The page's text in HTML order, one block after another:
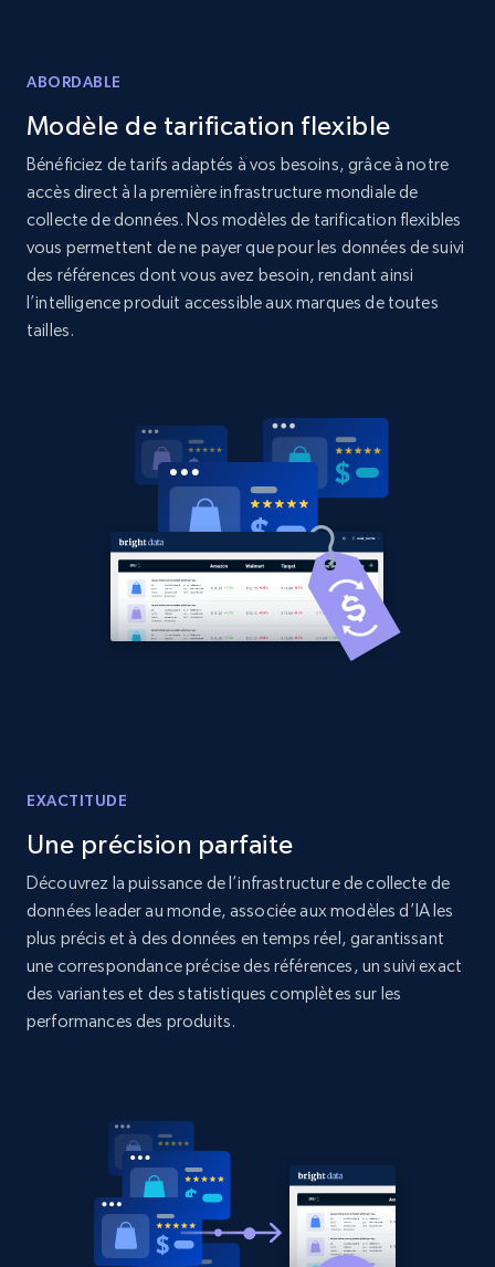
Home Depot US - Gather data on products
using specified keywords
URL, Domain, Country code, Model number,
Sku, Product id, Product name, Manufacturer,
and more.
2.1K+ 353+ Commencer
specified URL
URL, Domain, Country code, Model number,
Sku, Product id, Product name, Manufacturer,
353+ Commencer
and more.
2.1K+ 353+
Home Depot US - Discovery products by
specific category URL
URL, Domain, Country code, Model number,
353+
ABORDABLE
Modèle de tarification flexible
Bénéficiez de tarifs adaptés à vos besoins, grâce à notre
accès direct à la première infrastructure mondiale de
collecte de données. Nos modèles de tarification flexibles
vous permettent de ne payer que pour les données de suivi
des références dont vous avez besoin, rendant ainsi
l’intelligence produit accessible aux marques de toutes
tailles.
EXACTITUDE
Une précision parfaite
Découvrez la puissance de l’infrastructure de collecte de
données leader au monde, associée aux modèles d’IA les
plus précis et à des données en temps réel, garantissant
une correspondance précise des références, un suivi exact
des variantes et des statistiques complètes sur les
performances des produits.